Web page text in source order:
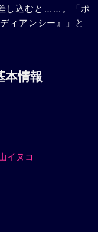
し込むと……。「ポ
ィアンシー』」と
本情報
イヌコ